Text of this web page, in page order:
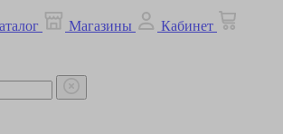
Магазины
Кабинет